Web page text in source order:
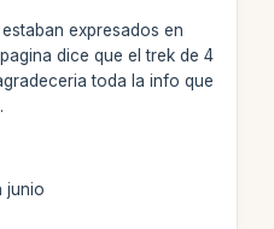
expresados en
dice que el trek de 4
toda la info que
junio